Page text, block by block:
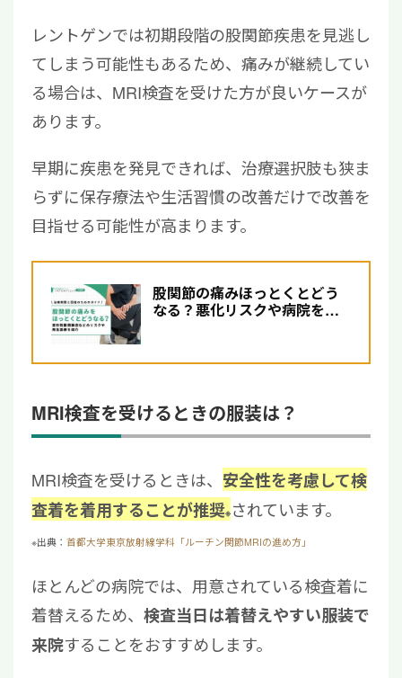
レントゲンでは初期段階の股関節疾患を見逃し
てしまう可能性もあるため、痛みが継続してい
る場合は、MRI検査を受けた方が良いケースが
あります。
早期に疾患を発見できれば、治療選択肢も狭ま
らずに保存療法や生活習慣の改善だけで改善を
目指せる可能性が高まります。
股関節の痛みほっとくとどう
なる？悪化リスクや病院を受
MRI検査を受けるときの服装は？
MRI検査を受けるときは、 安全性を考慮して検
査着を着用することが推奨※ されています。
※出典： 首都大学東京放射線学科「ルーチン関節MRIの進め方」
ほとんどの病院では、用意されている検査着に
着替えるため、 検査当日は着替えやすい服装で
来院することをおすすめします。